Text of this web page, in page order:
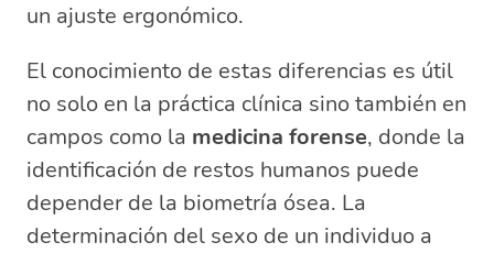
un ajuste ergonómico.
El conocimiento de estas diferencias es útil
no solo en la práctica clínica sino también en
campos como la medicina forense, donde la
identificación de restos humanos puede
depender de la biometría ósea. La
determinación del sexo de un individuo a